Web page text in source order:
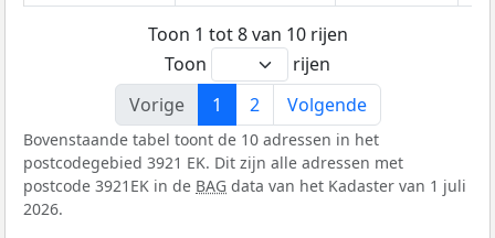
Toon 1 tot 8 van 10 rijen
Toon
rijen
Vorige
1 2 Volgende
Bovenstaande tabel toont de 10 adressen in het
postcodegebied 3921 EK. Dit zijn alle adressen met
postcode 3921EK in de BAG data van het Kadaster van 1 juli
2026.